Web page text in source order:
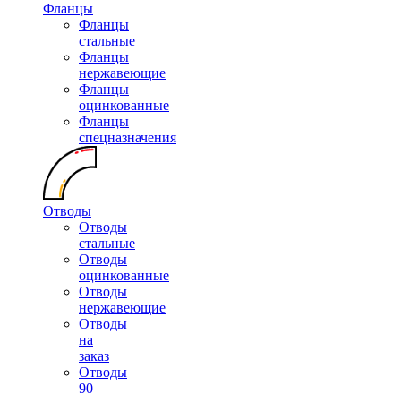
Фланцы
Фланцы
стальные
Фланцы
нержавеющие
Фланцы
оцинкованные
Фланцы
спецназначения
Отводы
Отводы
стальные
Отводы
оцинкованные
Отводы
нержавеющие
Отводы
на
заказ
Отводы
90